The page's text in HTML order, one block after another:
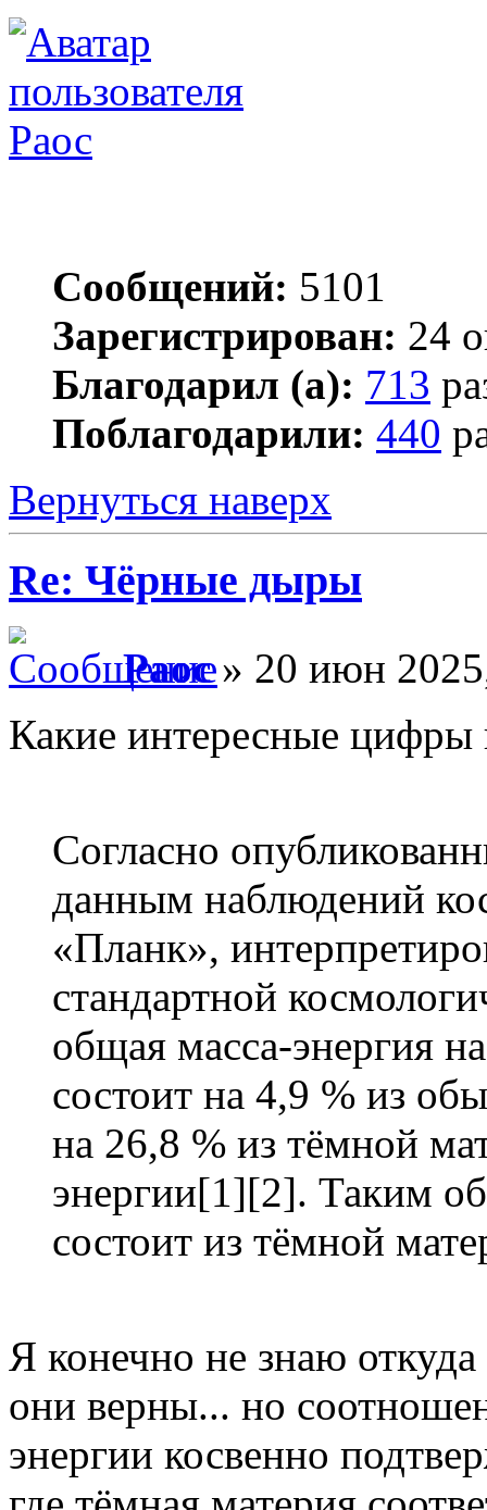
Раос
Сообщений: 5101
Зарегистрирован: 24
Благодарил (а): 713
Поблагодарили: 440
Вернуться наверх
Re: Чёрные дыры
Раос» 20 июн
Какие интересные
Согласно
данным наблюдений
«Планк»,
стандартной
общая масса-энергия
состоит на 4,9 % из
на 26,8 % из тёмной
энергии[1][2]. Таким
состоит из тёмной
Я конечно не знаю
они верны... но
энергии косвенно